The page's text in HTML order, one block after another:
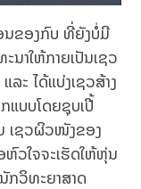
ນຂອງກົບ ທີ່ຍັງບໍ່ມີ
ນາໃຫ້ກາຍເປັນເຊວ
ະ ໄດ້ແບ່ງເຊວສ້າງ
ແບບໂດຍຊຸບເປີ້
ເຊວຜິວໜັງຂອງ
ຫົວໃຈຈະເຮັດໃຫ້ຫຸ່ນ
ກວິທະຍາສາດ